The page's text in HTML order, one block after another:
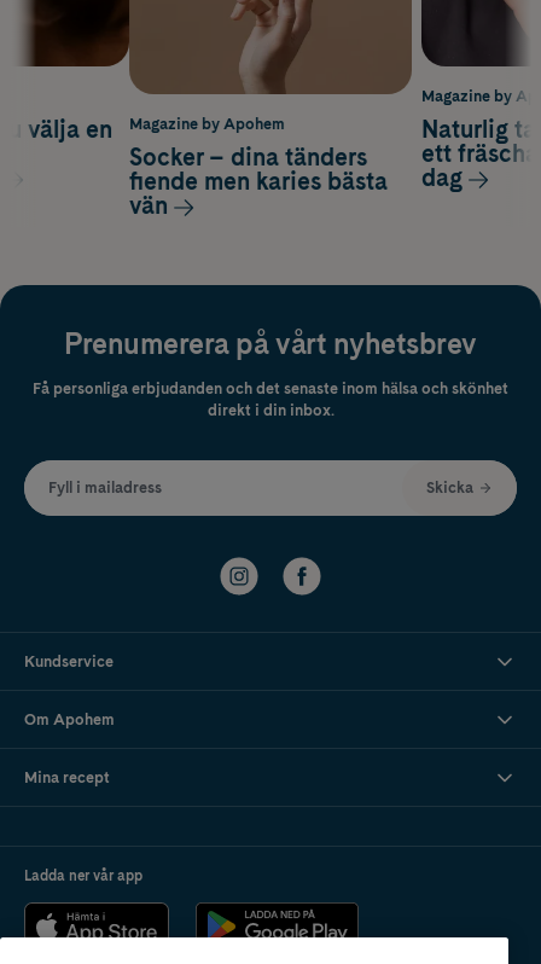
Magazine by
Naturlig
ett
dag
välja en
Magazine by Apohem
Socker – dina tänders
fiende men karies bästa
vän
Prenumerera på vårt nyhetsbrev
Få personliga erbjudanden och det senaste inom hälsa och skönhet
direkt i din inbox.
Fyll i mailadress Skicka
Kundservice
Om Apohem
Mina recept
Ladda ner vår app